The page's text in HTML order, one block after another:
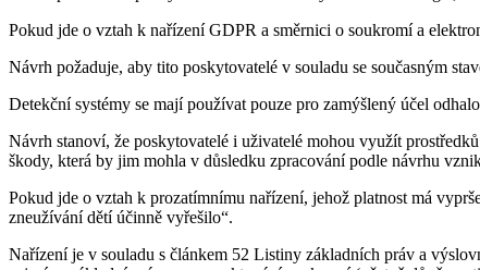
Pokud jde o vztah k nařízení GDPR a směrnici o soukromí a
Návrh požaduje, aby tito poskytovatelé v souladu se současným
Detekční systémy se mají používat pouze pro zamýšlený účel
Návrh stanoví, že poskytovatelé i uživatelé mohou využít
škody, která by jim mohla v důsledku zpracování podle návrhu
Pokud jde o vztah k prozatímnímu nařízení, jehož platnost má
zneužívání dětí účinně vyřešilo“.
Nařízení je v souladu s článkem 52 Listiny základních práv a